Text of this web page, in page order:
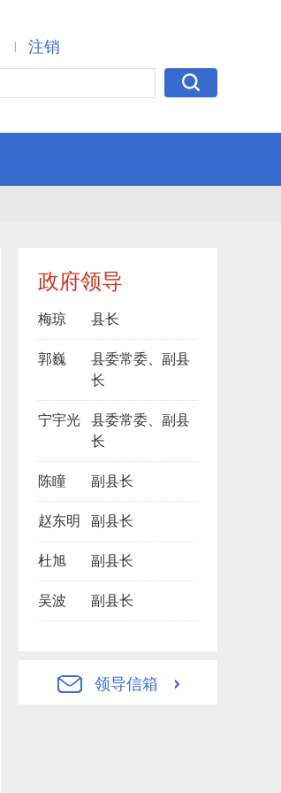
注销
政府领导
梅琼 县长
郭巍
县委常委、副县
长
宁宇光
县委常委、副县
长
陈瞳 副县长
赵东明 副县长
杜旭 副县长
吴波 副县长
领导信箱